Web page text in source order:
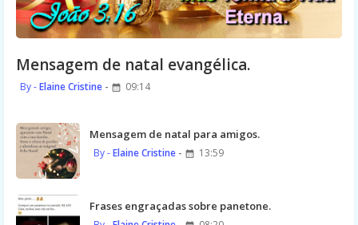
Mensagem de natal evangélica.
Elaine Cristine 09:14
Mensagem de natal para amigos.
Elaine Cristine 13:59
Frases engraçadas sobre panetone.